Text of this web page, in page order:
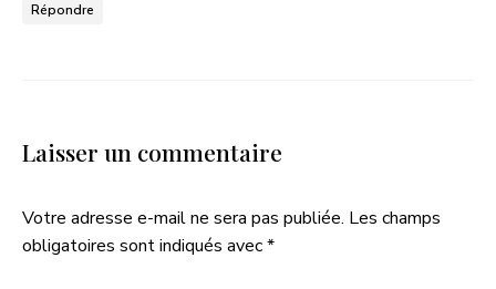
Répondre
Laisser un commentaire
Votre adresse e-mail ne sera pas publiée. Les champs
obligatoires sont indiqués avec*